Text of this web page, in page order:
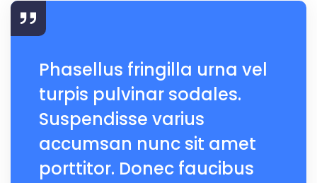
Phasellus fringilla urna vel
turpis pulvinar sodales.
Suspendisse varius
accumsan nunc sit amet
porttitor. Donec faucibus